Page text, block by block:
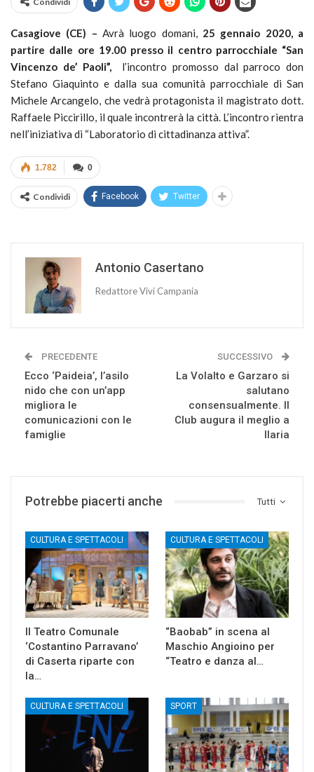
Casagiove (CE) – Avrà luogo domani,25 gennaio 2020, a
partire dalle ore 19.00 presso il centro parrocchiale “San
Vincenzo de’ Paoli”,
l’incontro promosso dal parroco don
Stefano Giaquinto e dalla sua comunità parrocchiale di San
Michele Arcangelo, che vedrà protagonista il magistrato dott.
Raffaele Piccirillo, il quale incontrerà la città. L’incontro rientra
nell’iniziativa di “Laboratorio di cittadinanza attiva”.
0
1.782
Condividi Facebook Twitter
Antonio Casertano
Redattore Vivi Campania
PRECEDENTE
Ecco ‘Paideia’, l’asilo
nido che con un’app
migliora le
comunicazioni con le
famiglie
SUCCESSIVO
La Volalto e Garzaro si
salutano
consensualmente. Il
Club augura il meglio a
Ilaria
Tutti
Potrebbe piacerti anche
CULTURA E SPETTACOLI
Il Teatro Comunale
‘Costantino Parravano’
di Caserta riparte con
la…
CULTURA E SPETTACOLI
“Baobab” in scena al
Maschio Angioino per
“Teatro e danza al…
CULTURA E SPETTACOLI SPORT